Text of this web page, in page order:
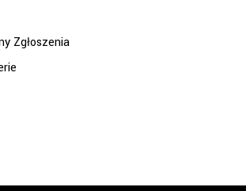
Zgłoszenia